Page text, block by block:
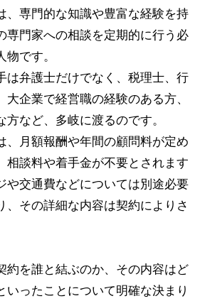
、専門的な知識や豊富な経験を持
専門家への相談を定期的に行う必
です。
は弁護士だけでなく、税理士、行
企業で経営職の経験のある方、
など、多岐に渡るのです。
、月額報酬や年間の顧問料が定め
相談料や着手金が不要とされます
や交通費などについては別途必要
、その詳細な内容は契約によりさ
約を誰と結ぶのか、その内容はど
いったことについて明確な決まり